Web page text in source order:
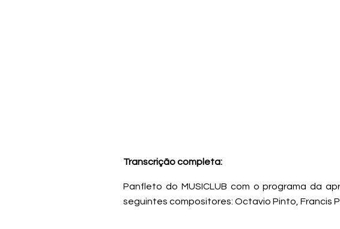
Transcrição completa:
Panfleto do MUSICLUB com o programa da
seguintes compositores: Octavio Pinto, Francis